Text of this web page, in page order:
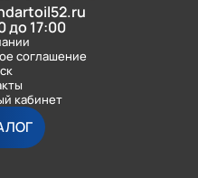
до 17:00
соглашение
кабинет